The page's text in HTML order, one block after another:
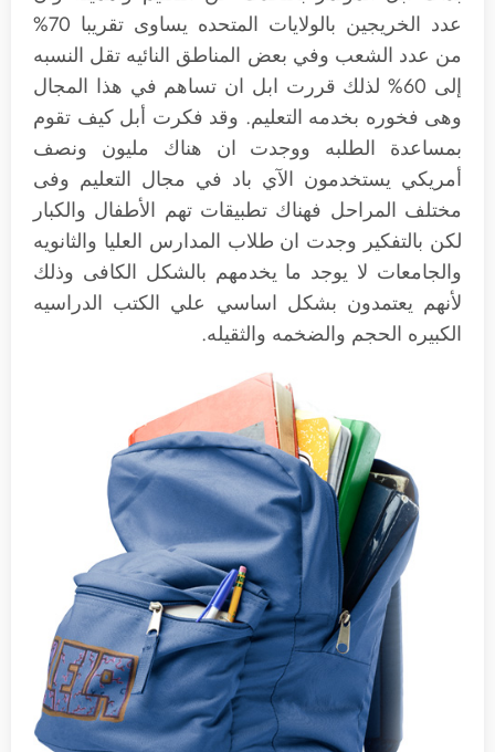
عدد الخريجين بالولايات المتحده يساوى تقريبا 70%
من عدد الشعب وفي بعض المناطق النائيه تقل النسبه
إلى 60% لذلك قررت ابل ان تساهم في هذا المجال
وهى فخوره بخدمه التعليم. وقد فكرت أبل كيف تقوم
بمساعدة الطلبه ووجدت ان هناك مليون ونصف
أمريكي يستخدمون الآي باد في مجال التعليم وفى
مختلف المراحل فهناك تطبيقات تهم الأطفال والكبار
لكن بالتفكير وجدت ان طلاب المدارس العليا والثانويه
والجامعات لا يوجد ما يخدمهم بالشكل الكافى وذلك
لأنهم يعتمدون بشكل اساسي علي الكتب الدراسيه
الكبيره الحجم والضخمه والثقيله.